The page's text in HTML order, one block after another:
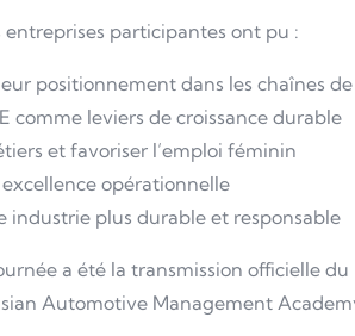
participantes ont pu :
positionnement dans les chaînes
comme leviers de croissance durable
et favoriser l’emploi féminin
opérationnelle
industrie plus durable et responsable
a été la transmission officielle
Automotive Management